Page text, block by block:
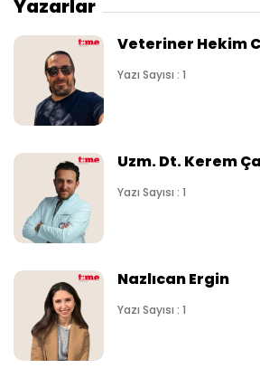
Yazarlar
Veteriner Hekim
Yazı Sayısı : 1
Uzm. Dt. Kerem
Yazı Sayısı : 1
Nazlıcan Ergin
Yazı Sayısı : 1